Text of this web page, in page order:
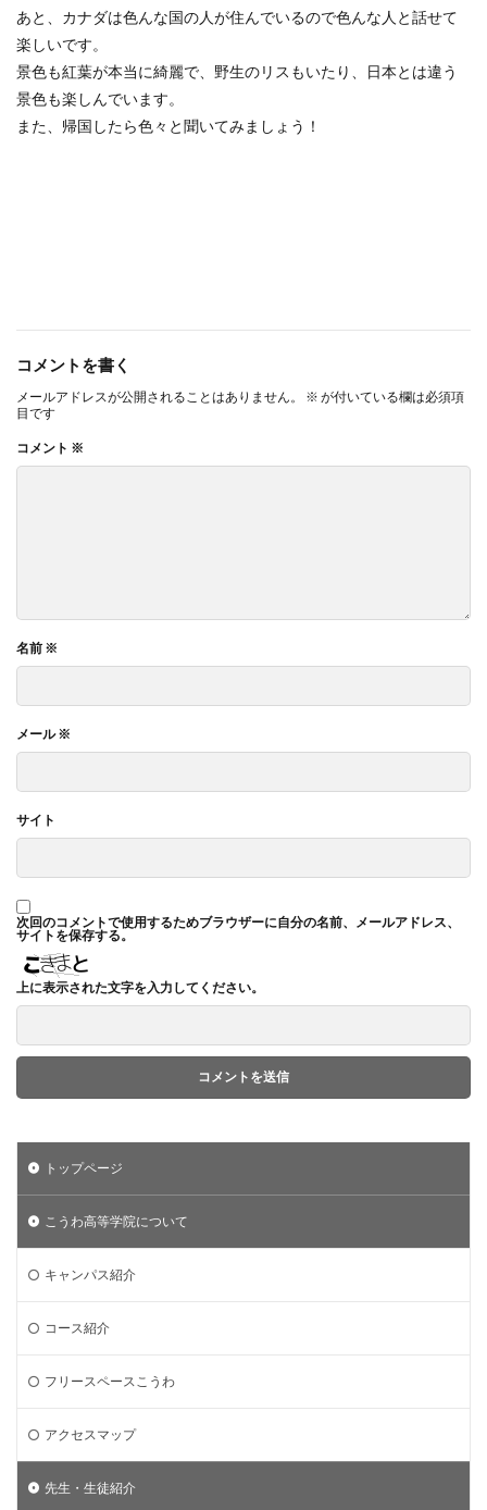
あと、カナダは色んな国の人が住んでいるので色んな人と話せて
楽しいです。
景色も紅葉が本当に綺麗で、野生のリスもいたり、日本とは違う
景色も楽しんでいます。
また、帰国したら色々と聞いてみましょう！
コメントを書く
メールアドレスが公開されることはありません。 ※ が付いている欄は必須項
目です
コメント ※
名前 ※
メール※
サイト
次回のコメントで使用するためブラウザーに自分の名前、メールアドレス、
サイトを保存する。
上に表示された文字を入力してください。
トップページ
こうわ高等学院について
キャンパス紹介
コース紹介
フリースペースこうわ
アクセスマップ
先生・生徒紹介